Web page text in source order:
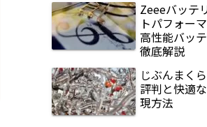
Zeeeバッテ
トパフォー
高性能バッ
徹底解説
じぶんまく
評判と快適
現方法